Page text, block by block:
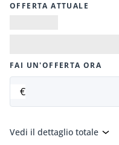
OFFERTA ATTUALE
FAI UN'OFFERTA ORA
€
Vedi il dettaglio totale